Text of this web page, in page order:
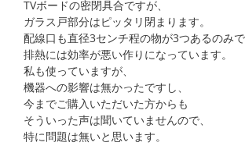
TVボードの密閉具合ですが、
ガラス戸部分はピッタリ閉まります。
配線口も直径3センチ程の物が3つあるのみで
排熱には効率が悪い作りになっています。
私も使っていますが、
機器への影響は無かったですし、
今までご購入いただいた方からも
そういった声は聞いていませんので、
特に問題は無いと思います。